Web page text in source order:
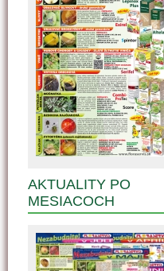
AKTUALITY PO
MESIACOCH